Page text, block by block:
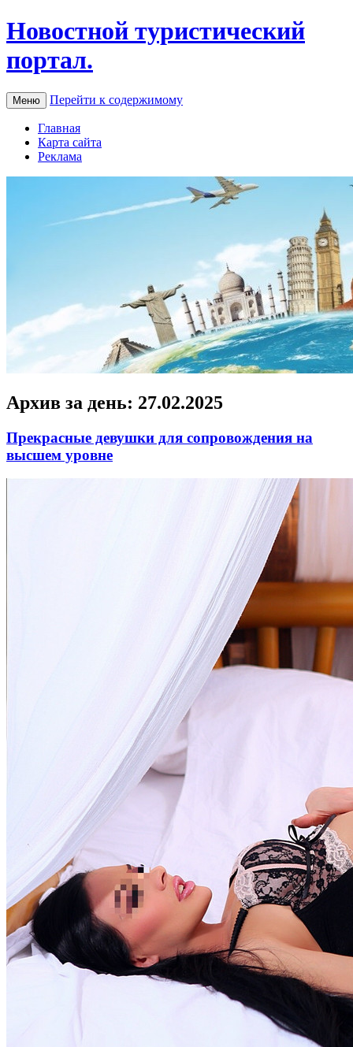
Новостной туристический
портал.
Меню Перейти к содержимому
Главная
Карта сайта
Реклама
Архив за день: 27.02.2025
Прекрасные девушки для сопровождения на
высшем уровне